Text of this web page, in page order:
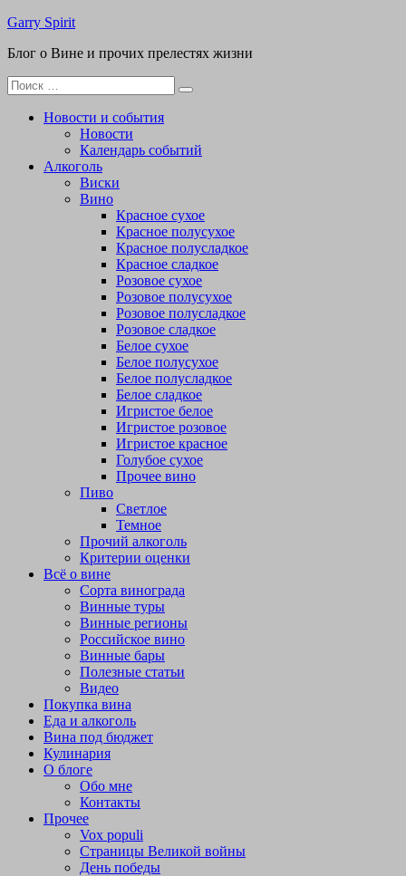
Перейти
содержимому
Garry Spirit
Блог о Вине и прочих прелестях жизни
Поиск
для:
Новости и события
Новости
Календарь событий
Алкоголь
Виски
Вино
Красное сухое
Красное полусухое
Красное полусладкое
Красное сладкое
Розовое сухое
Розовое полусухое
Розовое полусладкое
Розовое сладкое
Белое сухое
Белое полусухое
Белое полусладкое
Белое сладкое
Игристое белое
Игристое розовое
Игристое красное
Голубое сухое
Прочее вино
Пиво
Светлое
Темное
Прочий алкоголь
Критерии оценки
Всё о вине
Сорта винограда
Винные туры
Винные регионы
Российское вино
Винные бары
Полезные статьи
Видео
Покупка вина
Еда и алкоголь
Вина под бюджет
Кулинария
О блоге
Обо мне
Контакты
Прочее
Vox populi
Страницы Великой войны
День победы